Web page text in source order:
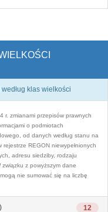
klas wielkości
r. zmianami przepisów prawnych
o podmiotach
od danych według stanu na
REGON niewypełnionych
adresu siedziby, rodzaju
związku z powyższym dane
nie sumować się na liczbę
12